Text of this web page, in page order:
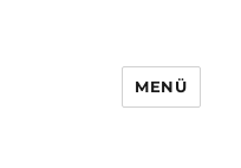
MENÜ